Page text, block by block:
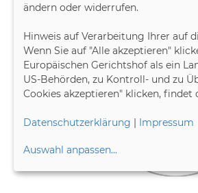
ändern oder widerrufen.
Hinweis auf Verarbeitung Ihrer auf
Wenn Sie auf "Alle akzeptieren"
Europäischen Gerichtshof als ein
US-Behörden, zu Kontroll- und zu
Cookies akzeptieren" klicken,
Datenschutzerklärung | Impressum
Auswahl anpassen...